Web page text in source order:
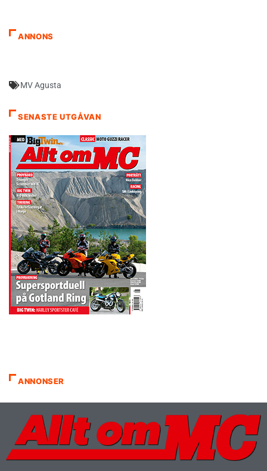
ANNONS
MV Agusta
SENASTE UTGÅVAN
ANNONSER